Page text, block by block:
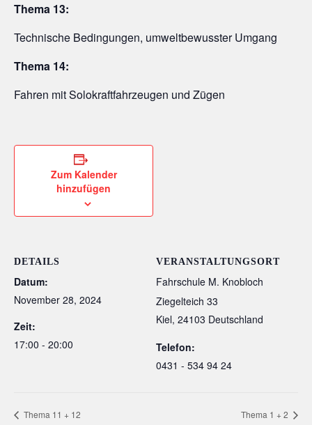
Thema 13:
Technische Bedingungen, umweltbewusster Umgang
Thema 14:
Fahren mit Solokraftfahrzeugen und Zügen
Zum Kalender
hinzufügen
DETAILS
Datum:
November 28, 2024
Zeit:
17:00 - 20:00
VERANSTALTUNGSORT
Fahrschule M. Knobloch
Ziegelteich 33
Kiel, 24103 Deutschland
Telefon:
0431 - 534 94 24
Thema 11 + 12 Thema 1 + 2